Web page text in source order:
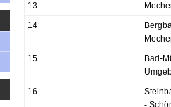
13
14
15
Bad-
16
-